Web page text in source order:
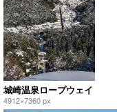
城崎温泉ロープウェイ
4912×7360 px